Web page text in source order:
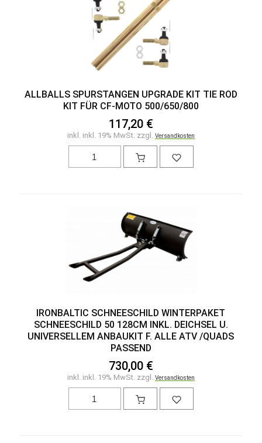
ALLBALLS SPURSTANGEN UPGRADE KIT TIE ROD
KIT FÜR CF-MOTO 500/650/800
117,20 €
inkl. inkl. 19% MwSt. zzgl. Versandkosten
IRONBALTIC SCHNEESCHILD WINTERPAKET
SCHNEESCHILD 50 128CM INKL. DEICHSEL U.
UNIVERSELLEM ANBAUKIT F. ALLE ATV /QUADS
PASSEND
730,00 €
inkl. inkl. 19% MwSt. zzgl. Versandkosten